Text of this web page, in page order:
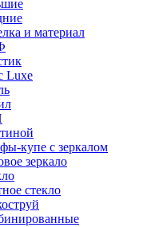
и материал
Luxe
купе с зеркалом
зеркало
стекло